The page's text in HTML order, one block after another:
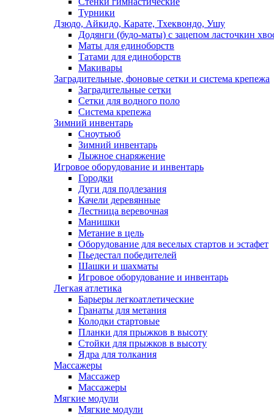
Турники
Дзюдо, Айкидо, Карате, Тхеквондо, Ушу
Додянги (будо-маты) с зацепом ласточкин
Маты для единоборств
Татами для единоборств
Макивары
Заградительные, фоновые сетки и система крепежа
Заградительные сетки
Сетки для водного поло
Система крепежа
Зимний инвентарь
Сноутьюб
Зимний инвентарь
Лыжное снаряжение
Игровое оборудование и инвентарь
Городки
Дуги для подлезания
Качели деревянные
Лестница веревочная
Манишки
Метание в цель
Оборудование для веселых стартов и эстафет
Пьедестал победителей
Шашки и шахматы
Игровое оборудование и инвентарь
Легкая атлетика
Барьеры легкоатлетические
Гранаты для метания
Колодки стартовые
Планки для прыжков в высоту
Стойки для прыжков в высоту
Ядра для толкания
Массажеры
Массажер
Массажеры
Мягкие модули
Мягкие модули